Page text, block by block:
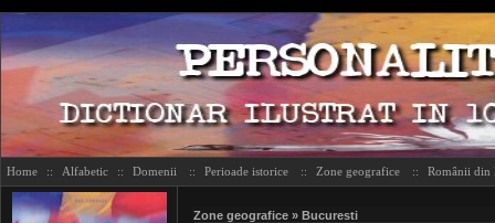
Home :: Alfabetic :: Domenii :: Perioade istorice :: Zone geografice :: Românii din
Zone geografice » Bucuresti